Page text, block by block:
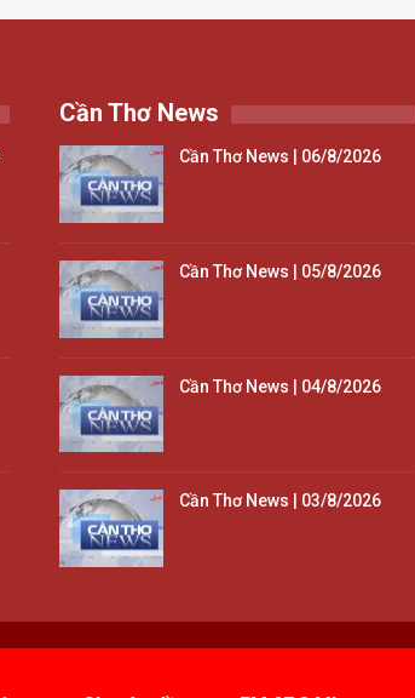
Cần Thơ News
Cần Thơ News | 06/8/2026
Cần Thơ News | 05/8/2026
Cần Thơ News | 04/8/2026
Cần Thơ News | 03/8/2026